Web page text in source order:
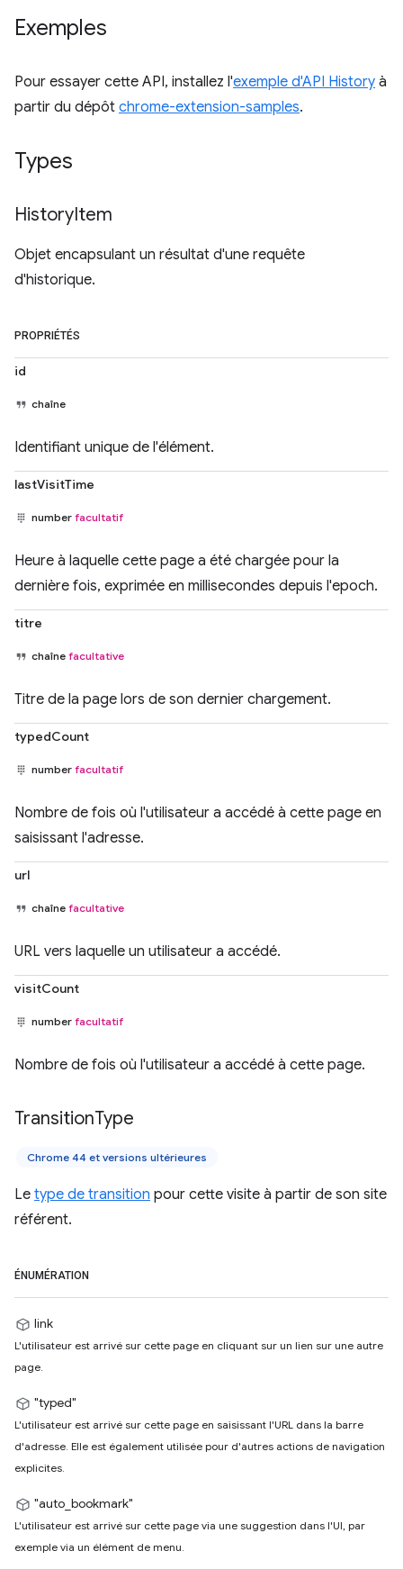
Exemples
Pour essayer cette API, installez l'exemple d'API History à
partir du dépôt chrome-extension-samples.
Types
HistoryItem
Objet encapsulant un résultat d'une requête
d'historique.
PROPRIÉTÉS
id
chaîne
Identifiant unique de l'élément.
lastVisitTime
number facultatif
Heure à laquelle cette page a été chargée pour la
dernière fois, exprimée en millisecondes depuis l'epoch.
titre
chaîne facultative
Titre de la page lors de son dernier chargement.
typedCount
number facultatif
Nombre de fois où l'utilisateur a accédé à cette page en
saisissant l'adresse.
url
chaîne facultative
URL vers laquelle un utilisateur a accédé.
visitCount
number facultatif
Nombre de fois où l'utilisateur a accédé à cette page.
TransitionType
Chrome 44 et versions ultérieures
Le type de transition pour cette visite à partir de son site
référent.
ÉNUMÉRATION
link
L'utilisateur est arrivé sur cette page en cliquant sur un lien sur une autre
page.
"typed"
L'utilisateur est arrivé sur cette page en saisissant l'URL dans la barre
d'adresse. Elle est également utilisée pour d'autres actions de navigation
explicites.
"auto_bookmark"
L'utilisateur est arrivé sur cette page via une suggestion dans l'UI, par
exemple via un élément de menu.